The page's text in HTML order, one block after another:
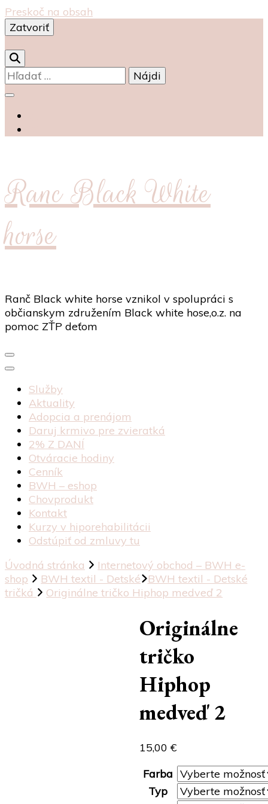
Preskoč na obsah
Zatvoriť
Hľadať:
Ranc Black White
horse
Ranč Black white horse vznikol v spolupráci s
občianskym združením Black white hose,o.z. na
pomoc ZŤP deťom
Služby
Aktuality
Adopcia a prenájom
Daruj krmivo pre zvieratká
2% Z DANÍ
Otváracie hodiny
Cenník
BWH – eshop
Chovprodukt
Kontakt
Kurzy v hiporehabilitácii
Odstúpiť od zmluvy tu
Úvodná stránka
Internetový obchod – BWH e-
shop
BWH textil - Detské
BWH textil - Detské
tričká
Originálne tričko Hiphop medveď 2
Originálne
tričko
Hiphop
medveď 2
15,00 €
Farba
Typ